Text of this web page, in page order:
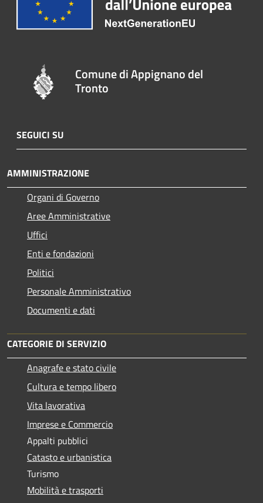
Comune di Appignano del
Tronto
SEGUICI SU
AMMINISTRAZIONE
Organi di Governo
Aree Amministrative
Uffici
Enti e fondazioni
Politici
Personale Amministrativo
Documenti e dati
CATEGORIE DI SERVIZIO
Anagrafe e stato civile
Cultura e tempo libero
Vita lavorativa
Imprese e Commercio
Appalti pubblici
Catasto e urbanistica
Turismo
Mobilità e trasporti